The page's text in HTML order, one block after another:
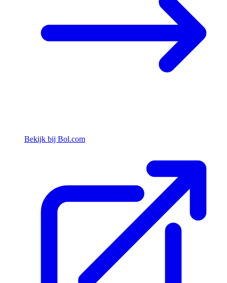
Bekijk bij Bol.com